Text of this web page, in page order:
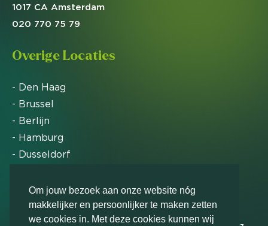
Om jouw bezoek aan onze website nóg
makkelijker en persoonlijker te maken zetten
we cookies in. Met deze cookies kunnen wij
1017 CA Amsterdam
020 770 75 79
Overige Locaties
- Den Haag
- Brussel
- Berlijn
- Hamburg
- Dusseldorf
Markteffect is door het Financieele Dagblad